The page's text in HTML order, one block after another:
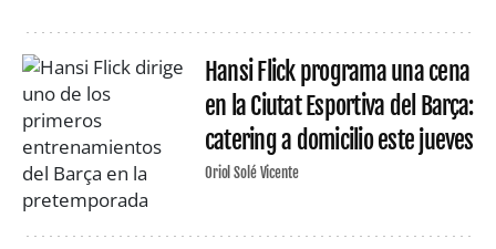
Hansi Flick programa una cena
en la Ciutat Esportiva del Barça:
catering a domicilio este jueves
Oriol Solé Vicente